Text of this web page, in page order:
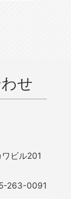
せ
ビル201
263-0091